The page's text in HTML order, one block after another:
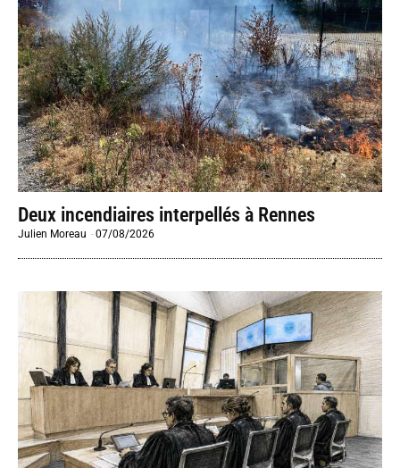
Deux incendiaires interpellés à Rennes
Julien Moreau -07/08/2026